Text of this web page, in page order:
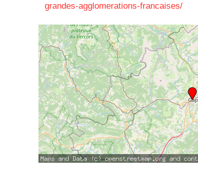
grandes-agglomerations-francaises/